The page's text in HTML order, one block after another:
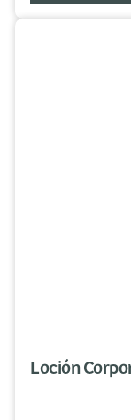
Loción